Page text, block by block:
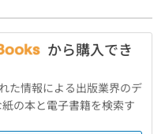
から購入でき
た情報による出版業界のデ
の本と電子書籍を検索す